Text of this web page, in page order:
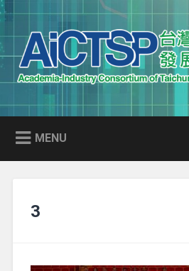
Skip
to
content
Search
AICTSP 台灣臺中
產學訓
Academia-Industry Consortium of
in Taiwan
MENU
3